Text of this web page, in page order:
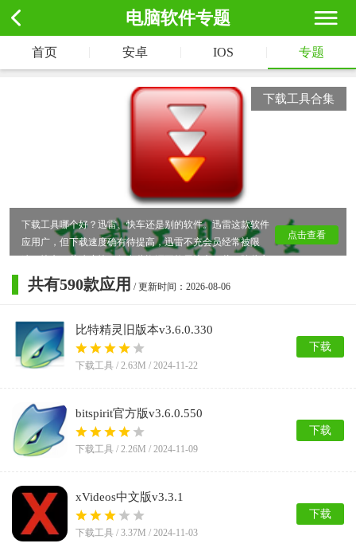
电脑软件专题
首页 安卓 IOS 专题
下载工具合集
下载工具哪个好？迅雷、快车还是别的软件。迅雷这款软件
应用广，但下载速度确有待提高，迅雷不充会员经常被限
外本站还有其余一些下载工具，大家可以选择使用。
点击查看
共有590款应用 / 更新时间：2026-08-06
比特精灵旧版本v3.6.0.330
下载工具 / 2.63M / 2024-11-22
下载
bitspirit官方版v3.6.0.550
下载工具 / 2.26M / 2024-11-09
下载
xVideos中文版v3.3.1
下载工具 / 3.37M / 2024-11-03
下载